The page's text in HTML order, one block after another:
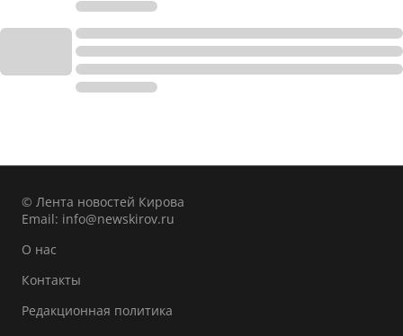
© Лента новостей Кирова
Email: info@newskirov.ru
О нас
Контакты
Редакционная политика